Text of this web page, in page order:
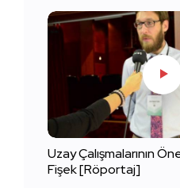
Uzay Çalışmalarının
Fişek [Röportaj]